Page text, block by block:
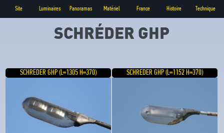
Site Luminaires Panoramas Matériel France Histoire Technique
SCHRÉDER GHP
SCHREDER GHP (L=1305 H=370) SCHREDER GHP (L=1152 H=370)